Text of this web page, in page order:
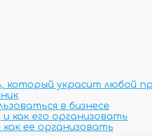
который украсит любой
в бизнесе
как его организовать
ее организовать